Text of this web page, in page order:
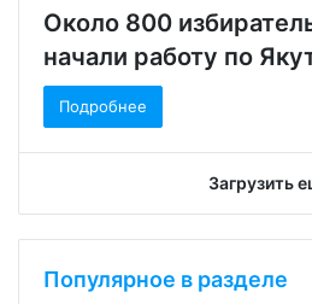
Около 800
начали работу по
Подробнее
Загрузить
Популярное в разделе